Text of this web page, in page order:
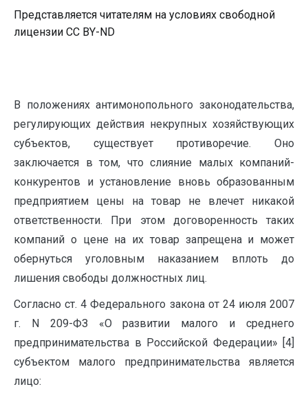
Представляется читателям на условиях свободной
лицензии CC BY-ND
В положениях антимонопольного законодательства,
регулирующих действия некрупных хозяйствующих
субъектов, существует противоречие. Оно
заключается в том, что слияние малых компаний-
конкурентов и установление вновь образованным
предприятием цены на товар не влечет никакой
ответственности. При этом договоренность таких
компаний о цене на их товар запрещена и может
обернуться уголовным наказанием вплоть до
лишения свободы должностных лиц.
Согласно ст. 4 Федерального закона от 24 июля 2007
г. N 209-ФЗ «О развитии малого и среднего
предпринимательства в Российской Федерации» [4]
субъектом малого предпринимательства является
лицо: